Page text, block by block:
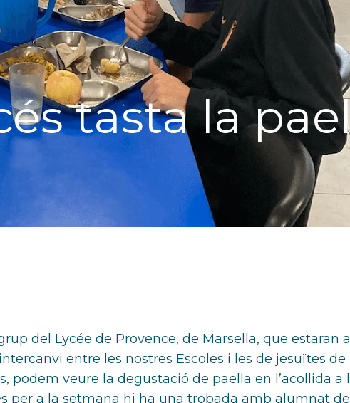
tasta la
del Lycée de Provence, de Marsella, que estaran
entre les nostres Escoles i les de jesuïtes de
podem veure la degustació de paella en l’acollida a
per a la setmana hi ha una trobada amb alumnat de